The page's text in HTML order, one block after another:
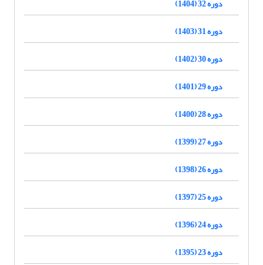
دوره 32 (1404)
دوره 31 (1403)
دوره 30 (1402)
دوره 29 (1401)
دوره 28 (1400)
دوره 27 (1399)
دوره 26 (1398)
دوره 25 (1397)
دوره 24 (1396)
دوره 23 (1395)